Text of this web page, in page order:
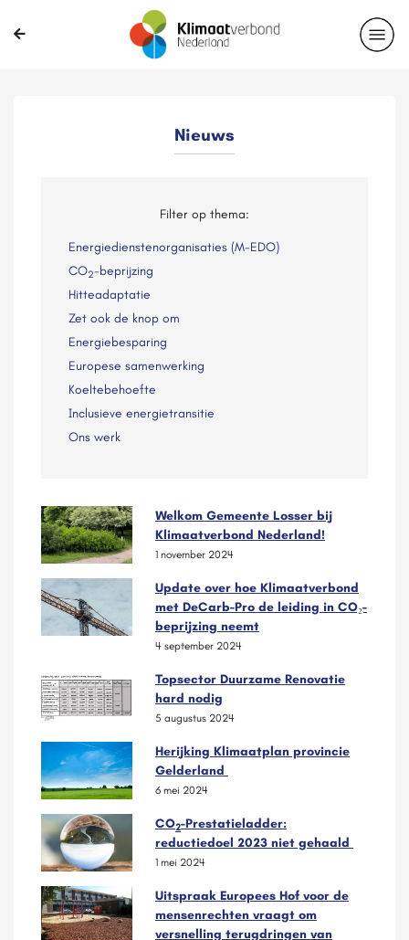
Nieuws
Filter op thema:
Energiedienstenorganisaties (M-EDO)
CO2-beprijzing
Hitteadaptatie
Zet ook de knop om
Energiebesparing
Europese samenwerking
Koeltebehoefte
Inclusieve energietransitie
Ons werk
Welkom Gemeente Losser bij
Klimaatverbond Nederland!
1 november 2024
Update over hoe Klimaatverbond
met DeCarb-Pro de leiding in CO₂-
beprijzing neemt
4 september 2024
Topsector Duurzame Renovatie
hard nodig
5 augustus 2024
Herijking Klimaatplan provincie
Gelderland
6 mei 2024
CO2-Prestatieladder:
reductiedoel 2023 niet gehaald
1 mei 2024
Uitspraak Europees Hof voor de
mensenrechten vraagt om
versnelling terugdringen van